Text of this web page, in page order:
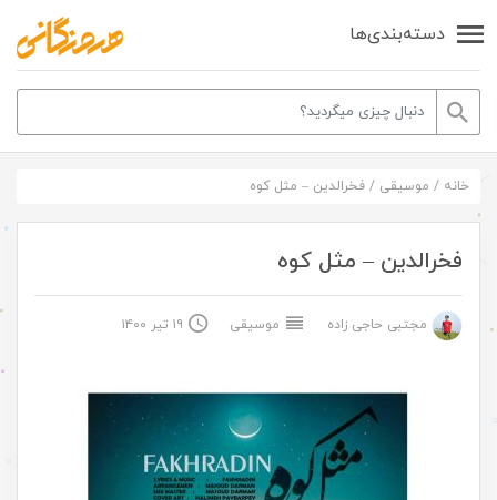
دسته‌بندی‌ها
خانه / موسیقی / فخرالدین – مثل کوه
فخرالدین – مثل کوه
مجتبی حاجی زاده موسیقی ۱۹ تیر ۱۴۰۰